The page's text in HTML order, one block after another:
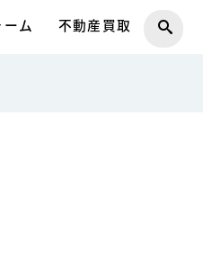
ーム 不動産買取